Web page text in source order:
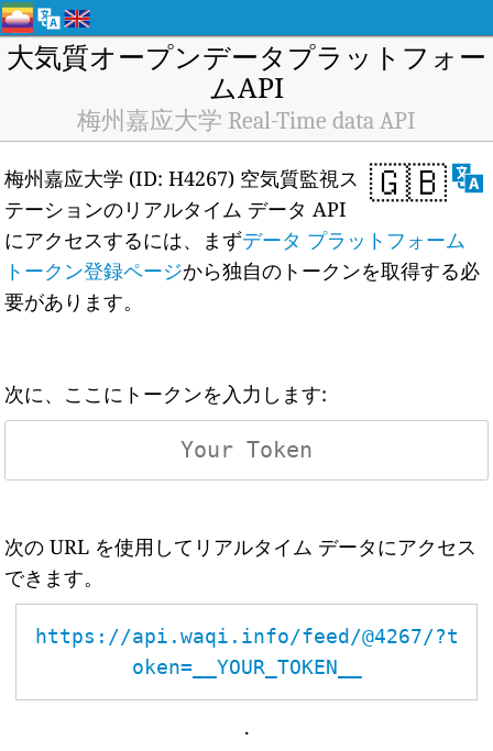
大気質オープンデータプラットフォー
ムAPI
梅州嘉应大学 Real-Time data API
🇬🇧
梅州嘉应大学 (ID: H4267) 空気質監視ス
テーションのリアルタイム データ API
にアクセスするには、まずデータ プラットフォーム
トークン登録ページから独自のトークンを取得する必
要があります。
次に、ここにトークンを入力します:
次の URL を使用してリアルタイム データにアクセス
できます。
https://api.waqi.info/feed/@4267/?t
oken=__YOUR_TOKEN__
.